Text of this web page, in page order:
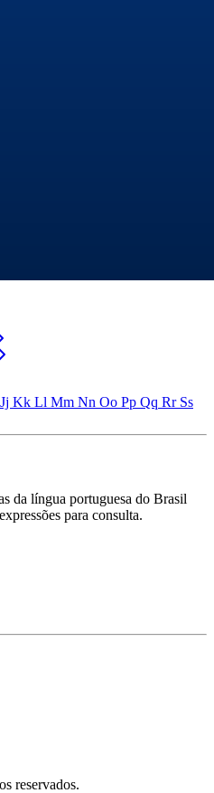
Jj Kk Ll Mm Nn Oo Pp Qq Rr Ss
da língua portuguesa do Brasil
para consulta.
reservados.